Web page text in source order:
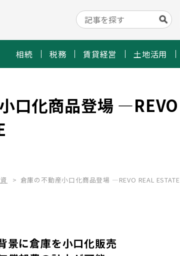
相続 税務 賃貸経営 土地活用
口化商品登場 ―REVO
倉庫の不動産小口化商品登場 ―REVO REAL ESTATE
景に倉庫を小口化販売